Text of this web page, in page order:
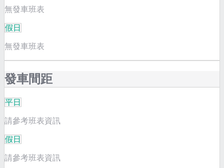
無發車班表
假日
無發車班表
發車間距
平日
請參考班表資訊
假日
請參考班表資訊